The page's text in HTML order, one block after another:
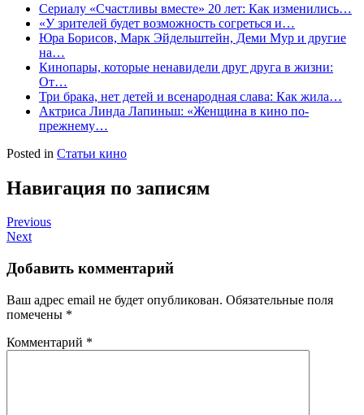
Сериалу «Счастливы вместе» 20 лет: Как изменились…
«У зрителей будет возможность согреться и…
Юра Борисов, Марк Эйдельштейн, Деми Мур и другие
на…
Кинопары, которые ненавидели друг друга в жизни:
От…
Три брака, нет детей и всенародная слава: Как жила…
Актриса Линда Лапиньш: «Женщина в кино по-
прежнему…
Posted in Статьи кино
Навигация по записям
Previous
Next
Добавить комментарий
Ваш адрес email не будет опубликован. Обязательные поля
помечены *
Комментарий *